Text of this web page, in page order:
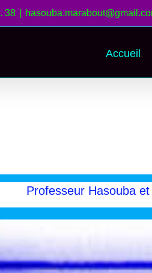
38
Accueil
Professeur Hasouba